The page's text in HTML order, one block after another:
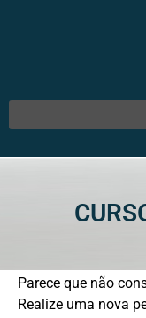
Parece que não
Realize uma nova